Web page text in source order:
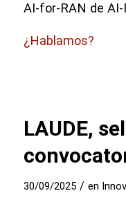
AI-for-RAN de AI-
¿Hablamos?
LAUDE,
30/09/2025 / en